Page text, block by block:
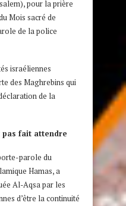
pour la prière
Mois sacré de
de la police
israéliennes
des Maghrebins qui
de la
pas fait attendre
parole du
Hamas, a
Al-Aqsa par les
d’être la continuité